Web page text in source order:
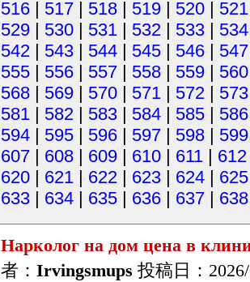
516 | 517 | 518 | 519 | 520 | 521
529 | 530 | 531 | 532 | 533 | 534
542 | 543 | 544 | 545 | 546 | 547
555 | 556 | 557 | 558 | 559 | 560
568 | 569 | 570 | 571 | 572 | 573
581 | 582 | 583 | 584 | 585 | 586
594 | 595 | 596 | 597 | 598 | 599
607 | 608 | 609 | 610 | 611 | 612
620 | 621 | 622 | 623 | 624 | 625
633 | 634 | 635 | 636 | 637 | 638
Нарколог на дом цена в
者： Irvingsmups 投稿日：